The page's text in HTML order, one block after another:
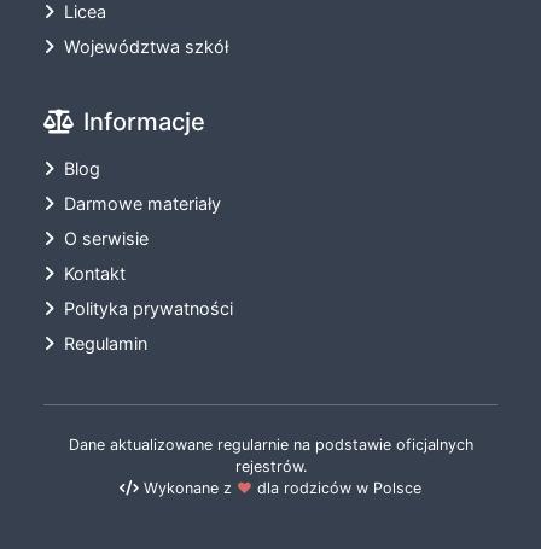
Licea
Województwa szkół
Informacje
Blog
Darmowe materiały
O serwisie
Kontakt
Polityka prywatności
Regulamin
Dane aktualizowane regularnie na podstawie oficjalnych
rejestrów.
Wykonane z ❤️ dla rodziców w Polsce